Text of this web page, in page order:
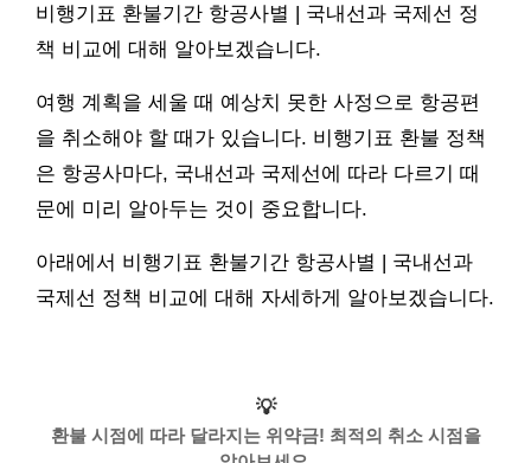
비행기표 환불기간 항공사별 | 국내선과 국제선 정
책 비교에 대해 알아보겠습니다.
여행 계획을 세울 때 예상치 못한 사정으로 항공편
을 취소해야 할 때가 있습니다. 비행기표 환불 정책
은 항공사마다, 국내선과 국제선에 따라 다르기 때
문에 미리 알아두는 것이 중요합니다.
아래에서 비행기표 환불기간 항공사별 | 국내선과
국제선 정책 비교에 대해 자세하게 알아보겠습니다.
💡
환불 시점에 따라 달라지는 위약금! 최적의 취소 시점을